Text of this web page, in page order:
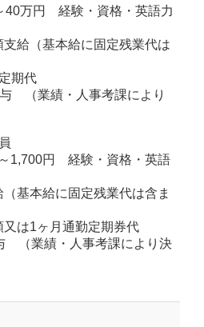
40万円 経験・資格・英語力
給（基本給に固定残業代は
期代
（業績・人事考課により
1,700円 経験・資格・英語
基本給に固定残業代は含ま
は1ヶ月通勤定期券代
（業績・人事考課により決